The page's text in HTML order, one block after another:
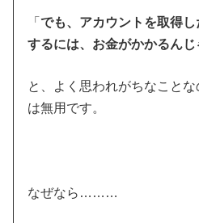
「でも、アカウントを取得
するには、お金がかかるんじ
と、よく思われがちなこと
は無用です。
なぜなら………